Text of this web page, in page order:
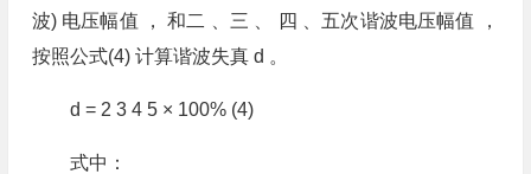
波) 电压幅值 ， 和二 、三 、 四 、五次谐波电压幅值 ，
按照公式(4) 计算谐波失真 d 。
d = 2 3 4 5 × 100% (4)
式中：